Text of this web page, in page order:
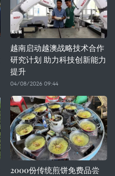
越南启动越澳战略技术合作
研究计划 助力科技创新能力
提升
04/08/2026 09:44
2000份传统煎饼免费品尝